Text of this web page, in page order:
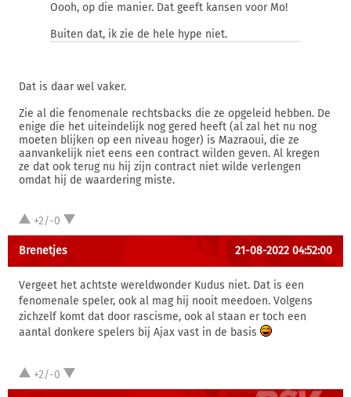
Oooh, op die manier. Dat geeft kansen voor Mo!
Buiten dat, ik zie de hele hype niet.
Dat is daar wel vaker.
Zie al die fenomenale rechtsbacks die ze opgeleid hebben. De
enige die het uiteindelijk nog gered heeft (al zal het nu nog
moeten blijken op een niveau hoger) is Mazraoui, die ze
aanvankelijk niet eens een contract wilden geven. Al kregen
ze dat ook terug nu hij zijn contract niet wilde verlengen
omdat hij de waardering miste.
+2/-0
Brenetjes 21-08-2022 04:52:00
Vergeet het achtste wereldwonder Kudus niet. Dat is een
fenomenale speler, ook al mag hij nooit meedoen. Volgens
zichzelf komt dat door rascisme, ook al staan er toch een
aantal donkere spelers bij Ajax vast in de basis
+2/-0